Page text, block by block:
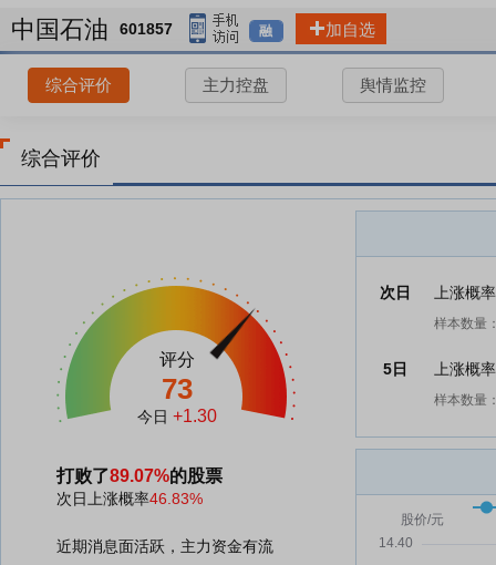
中国石油 601857 融 加自选
综合评价 主力控盘 舆情监控
综合评价
评分
73
今日 +1.30
打败了89.07%的股票
次日上涨概率46.83%
近期消息面活跃，主力资金有流
次日 上涨概
样本数量
5日 上涨概
样本数量